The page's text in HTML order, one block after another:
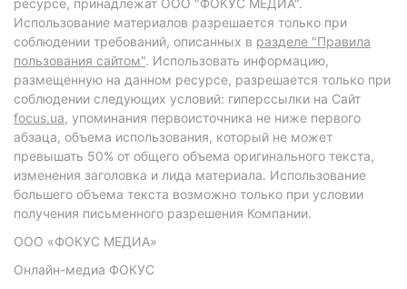
ресурсе, принадлежат ООО "ФОКУС МЕДИА".
Использование материалов разрешается только при
соблюдении требований, описанных в разделе "Правила
пользования сайтом". Использовать информацию,
размещенную на данном ресурсе, разрешается только при
соблюдении следующих условий: гиперссылки на Сайт
focus.ua, упоминания первоисточника не ниже первого
абзаца, объема использования, который не может
превышать 50% от общего объема оригинального текста,
изменения заголовка и лида материала. Использование
большего объема текста возможно только при условии
получения письменного разрешения Компании.
ООО «ФОКУС МЕДИА»
Онлайн-медиа ФОКУС